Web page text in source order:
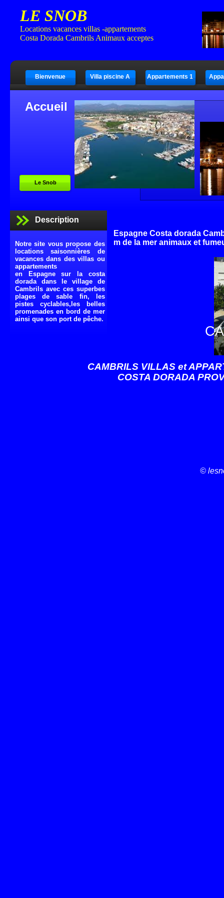
LE SNOB
Locations vacances villas -appartements
Costa Dorada Cambrils Animaux acceptes
Le Snob
Accueil
Description
Notre site vous propose des
locations saisonnières de
vacances dans des villas ou
appartements
en Espagne sur la costa
dorada dans le village de
Cambrils avec ces superbes
plages de sable fin, les
pistes cyclables,les belles
promenades en bord de mer
ainsi que son port de pêche.
CAMBRILS VILLAS et
COSTA DORADA
Espagne Costa dorada
m de la mer animaux et
©
Bienvenue Villa piscine A Appartements 1